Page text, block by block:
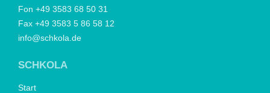
Fon +49 3583 68 50 31
Fax +49 3583 5 86 58 12
info@schkola.de
SCHKOLA
Start